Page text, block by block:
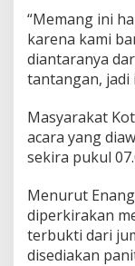
“Memang ini
karena kami
diantaranya
tantangan, jadi
Masyarakat
acara yang
sekira pukul
Menurut
diperkirakan
terbukti dari
disediakan